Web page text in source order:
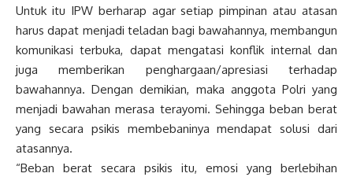
Untuk itu IPW berharap agar setiap pimpinan atau atasan
harus dapat menjadi teladan bagi bawahannya, membangun
komunikasi terbuka, dapat mengatasi konflik internal dan
juga memberikan penghargaan/apresiasi terhadap
bawahannya. Dengan demikian, maka anggota Polri yang
menjadi bawahan merasa terayomi. Sehingga beban berat
yang secara psikis membebaninya mendapat solusi dari
atasannya.
“Beban berat secara psikis itu, emosi yang berlebihan